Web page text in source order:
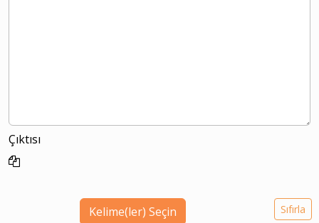
Çıktısı
Kelime(ler) Seçin Sıfırla